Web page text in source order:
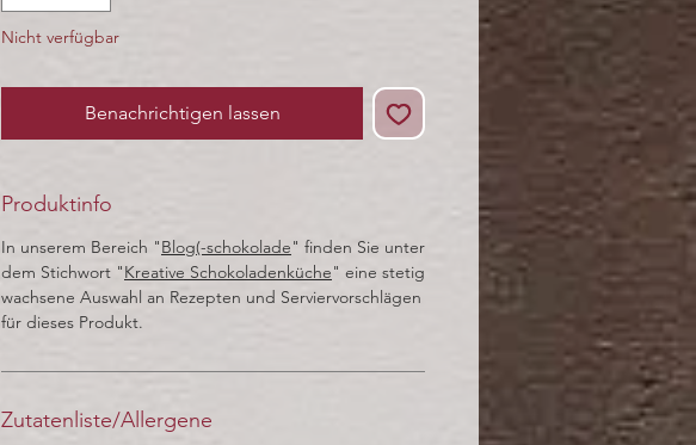
Nicht verfügbar
Benachrichtigen lassen
Produktinfo
In unserem Bereich "Blog(-schokolade" finden Sie unter
dem Stichwort "Kreative Schokoladenküche" eine stetig
wachsene Auswahl an Rezepten und Serviervorschlägen
für dieses Produkt.
Zutatenliste/Allergene